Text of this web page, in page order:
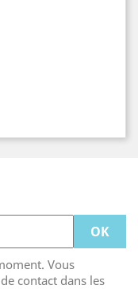
Vous
contact dans les